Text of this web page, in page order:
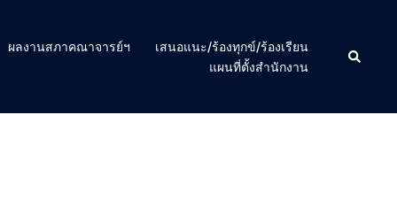
ผลงานสภาคณาจารย์ฯ
เสนอแนะ/ร้องทุกข์/ร้องเรียน
แผนที่ตั้งสำนักงาน
Search